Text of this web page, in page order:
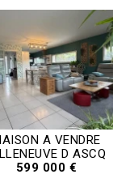
A VENDRE
D ASCQ
599 000 €